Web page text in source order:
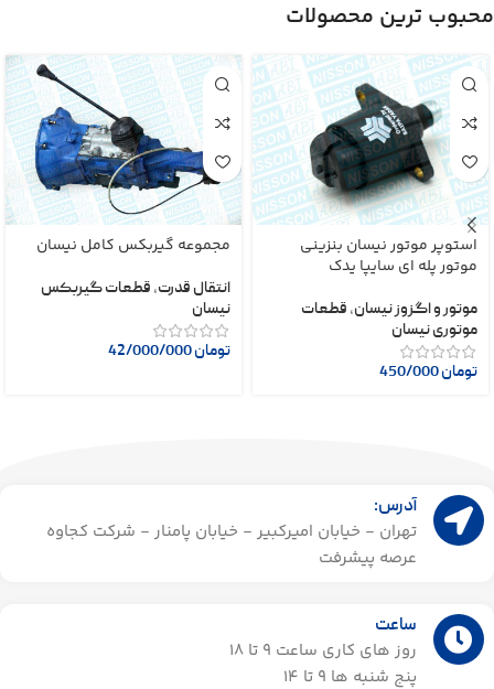
محبوب ترین محصولات
استوپر موتور نیسان بنزینی
موتور پله ای سایپا یدک
موتور و اگزوز نیسان, قطعات
موتوری نیسان
تومان
مجموعه گیربکس کامل نیسان
انتقال قدرت, قطعات گیربکس
نیسان
تومان
آدرس:
تهران - خیابان امیرکبیر - خیابان پامنار - شرکت کجاوه
عرصه پیشرفت
ساعت
روز های کاری ساعت ۹ تا 18
پنج شنبه ها 9 تا 14​